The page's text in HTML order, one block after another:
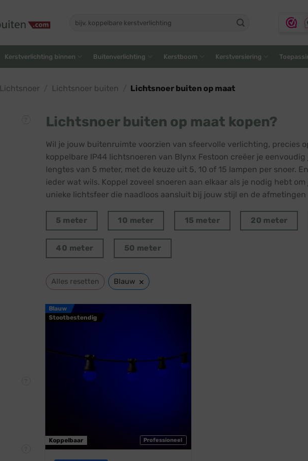
naar:
Kerstverlichting binnen Buitenverlichting Kerstboom Kerstversiering
Lichtsnoer Lichtsnoer buiten Lichtsnoer buiten op maat
Lichtsnoer buiten op maat kopen?
Wil je jouw buitenruimte voorzien van sfeervolle verlichting, precies
koppelbare IP44 lichtsnoeren van Blynx Festoon creëer je
lengtes van 5 meter, met de keuze uit 5, 10 of 15 lampen per snoer.
ieder wat wils. Koppel zoveel snoeren aan elkaar als je nodig hebt
unieke lichtsfeer die naadloos aansluit bij jouw stijl en de
5 meter 10 meter 15 meter 20 meter
40 meter 50 meter
Alles resetten Blauw ×
Blauw
Stootbestendig
Professioneel
Koppelbaar